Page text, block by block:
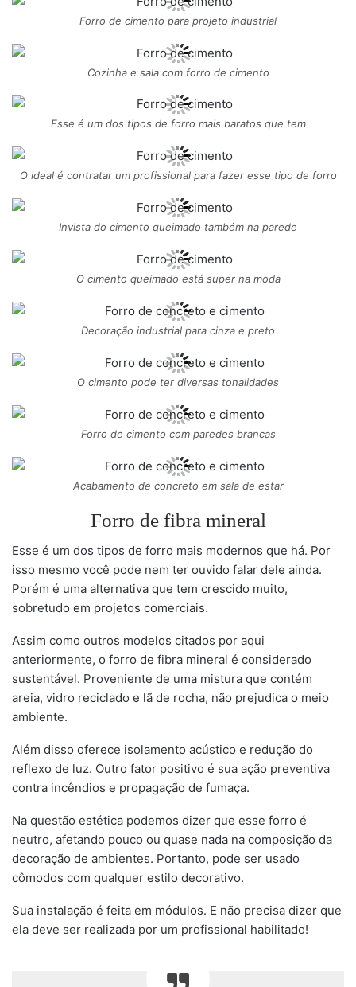
Forro de cimento para projeto industrial
Cozinha e sala com forro de cimento
Esse é um dos tipos de forro mais baratos que tem
O ideal é contratar um profissional para fazer esse tipo de forro
Invista do cimento queimado também na parede
O cimento queimado está super na moda
Decoração industrial para cinza e preto
O cimento pode ter diversas tonalidades
Forro de cimento com paredes brancas
Acabamento de concreto em sala de estar
Forro de fibra mineral
Esse é um dos tipos de forro mais modernos que há. Por
isso mesmo você pode nem ter ouvido falar dele ainda.
Porém é uma alternativa que tem crescido muito,
sobretudo em projetos comerciais.
Assim como outros modelos citados por aqui
anteriormente, o forro de fibra mineral é considerado
sustentável. Proveniente de uma mistura que contém
areia, vidro reciclado e lã de rocha, não prejudica o meio
ambiente.
Além disso oferece isolamento acústico e redução do
reflexo de luz. Outro fator positivo é sua ação preventiva
contra incêndios e propagação de fumaça.
Na questão estética podemos dizer que esse forro é
neutro, afetando pouco ou quase nada na composição da
decoração de ambientes. Portanto, pode ser usado
cômodos com qualquer estilo decorativo.
Sua instalação é feita em módulos. E não precisa dizer que
ela deve ser realizada por um profissional habilitado!